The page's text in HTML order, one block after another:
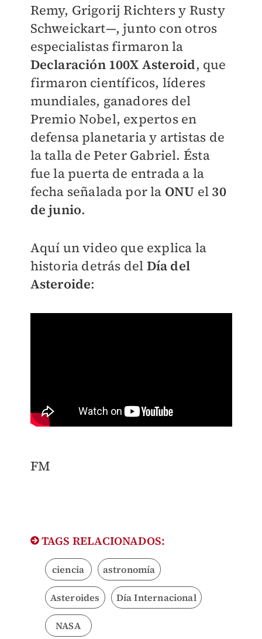
Remy, Grigorij Richters y Rusty
Schweickart—, junto con otros
especialistas firmaron la
Declaración 100X Asteroid, que
firmaron científicos, líderes
mundiales, ganadores del
Premio Nobel, expertos en
defensa planetaria y artistas de
la talla de Peter Gabriel. Ésta
fue la puerta de entrada a la
fecha señalada por la ONU el 30
de junio.
Aquí un video que explica la
historia detrás del Día del
Asteroide:
FM
TAGS RELACIONADOS:
ciencia astronomía
Asteroides Día Internacional
NASA